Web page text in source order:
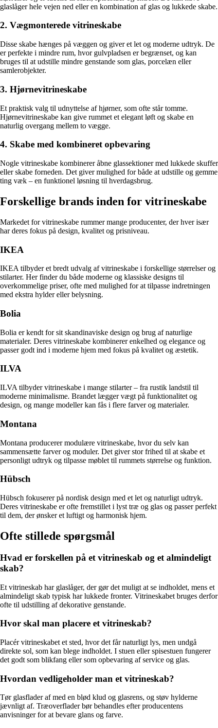
glaslåger hele vejen ned eller en kombination af glas og lukkede skabe.
2. Vægmonterede vitrineskabe
Disse skabe hænges på væggen og giver et let og moderne udtryk. De
er perfekte i mindre rum, hvor gulvpladsen er begrænset, og kan
bruges til at udstille mindre genstande som glas, porcelæn eller
samlerobjekter.
3. Hjørnevitrineskabe
Et praktisk valg til udnyttelse af hjørner, som ofte står tomme.
Hjørnevitrineskabe kan give rummet et elegant løft og skabe en
naturlig overgang mellem to vægge.
4. Skabe med kombineret opbevaring
Nogle vitrineskabe kombinerer åbne glassektioner med lukkede skuffer
eller skabe forneden. Det giver mulighed for både at udstille og gemme
ting væk – en funktionel løsning til hverdagsbrug.
Forskellige brands inden for vitrineskabe
Markedet for vitrineskabe rummer mange producenter, der hver især
har deres fokus på design, kvalitet og prisniveau.
IKEA
IKEA tilbyder et bredt udvalg af vitrineskabe i forskellige størrelser og
stilarter. Her finder du både moderne og klassiske designs til
overkommelige priser, ofte med mulighed for at tilpasse indretningen
med ekstra hylder eller belysning.
Bolia
Bolia er kendt for sit skandinaviske design og brug af naturlige
materialer. Deres vitrineskabe kombinerer enkelhed og elegance og
passer godt ind i moderne hjem med fokus på kvalitet og æstetik.
ILVA
ILVA tilbyder vitrineskabe i mange stilarter – fra rustik landstil til
moderne minimalisme. Brandet lægger vægt på funktionalitet og
design, og mange modeller kan fås i flere farver og materialer.
Montana
Montana producerer modulære vitrineskabe, hvor du selv kan
sammensætte farver og moduler. Det giver stor frihed til at skabe et
personligt udtryk og tilpasse møblet til rummets størrelse og funktion.
Hübsch
Hübsch fokuserer på nordisk design med et let og naturligt udtryk.
Deres vitrineskabe er ofte fremstillet i lyst træ og glas og passer perfekt
til dem, der ønsker et luftigt og harmonisk hjem.
Ofte stillede spørgsmål
Hvad er forskellen på et vitrineskab og et almindeligt
skab?
Et vitrineskab har glaslåger, der gør det muligt at se indholdet, mens et
almindeligt skab typisk har lukkede fronter. Vitrineskabet bruges derfor
ofte til udstilling af dekorative genstande.
Hvor skal man placere et vitrineskab?
Placér vitrineskabet et sted, hvor det får naturligt lys, men undgå
direkte sol, som kan blege indholdet. I stuen eller spisestuen fungerer
det godt som blikfang eller som opbevaring af service og glas.
Hvordan vedligeholder man et vitrineskab?
Tør glasflader af med en blød klud og glasrens, og støv hylderne
jævnligt af. Træoverflader bør behandles efter producentens
anvisninger for at bevare glans og farve.